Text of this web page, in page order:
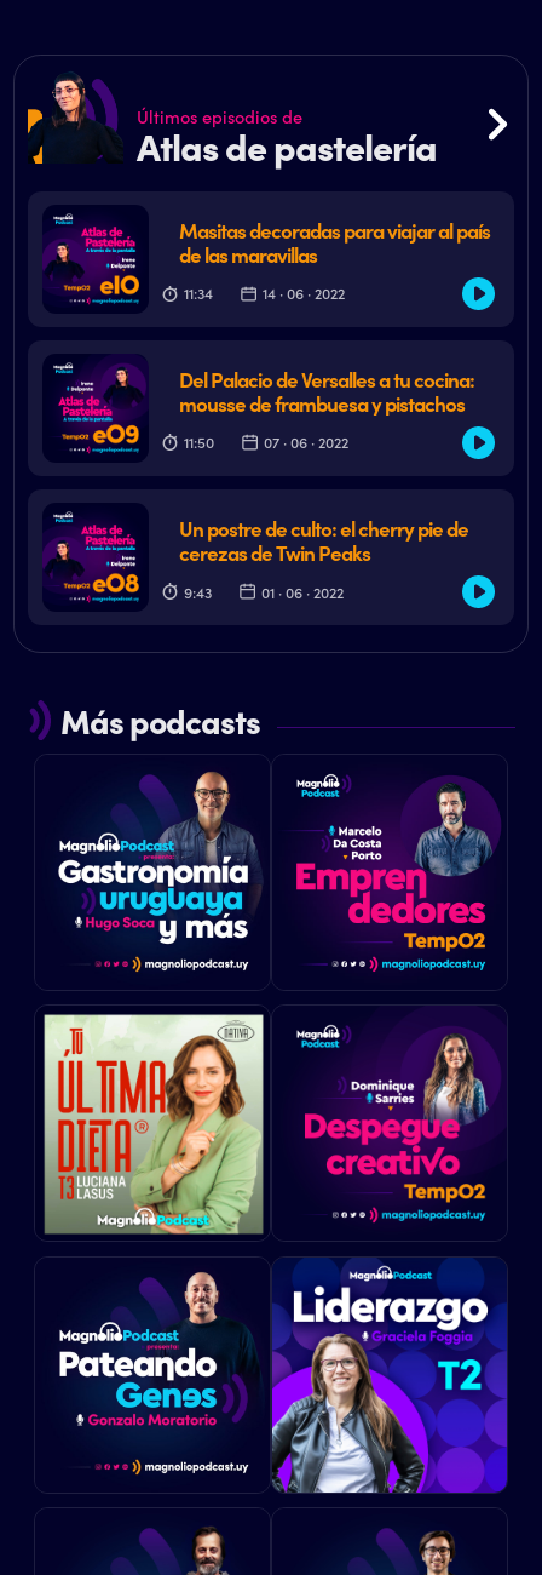
Últimos episodios de
Atlas de pastelería
Masitas decoradas para viajar al país
de las maravillas
11:34 14 · 06 · 2022
Del Palacio de Versalles a tu cocina:
mousse de frambuesa y pistachos
11:50 07 · 06 · 2022
Un postre de culto: el cherry pie de
cerezas de Twin Peaks
9:43 01 · 06 · 2022
Más podcasts